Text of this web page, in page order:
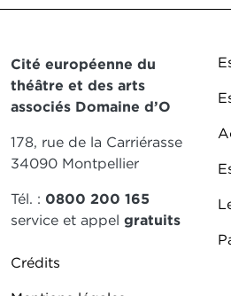
Cité européenne du
théâtre et des arts
associés Domaine d’O
178, rue de la Carriérasse
34090 Montpellier
Tél. : 0800 200 165
service et appel gratuits
Pied de page DDO 2
Crédits